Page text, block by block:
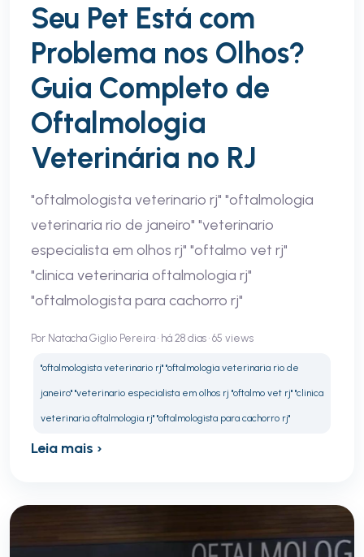
Seu Pet Está com
Problema nos Olhos?
Guia Completo de
Oftalmologia
Veterinária no RJ
"oftalmologista veterinario rj" "oftalmologia
veterinaria rio de janeiro" "veterinario
especialista em olhos rj" "oftalmo vet rj"
"clinica veterinaria oftalmologia rj"
"oftalmologista para cachorro rj"
Por Natacha Giglio Pereira • há 28 dias • 65 views
"oftalmologista veterinario rj" "oftalmologia veterinaria rio de
janeiro" "veterinario especialista em olhos rj "oftalmo vet rj" "clinica
veterinaria oftalmologia rj" "oftalmologista para cachorro rj"
Leia mais ›